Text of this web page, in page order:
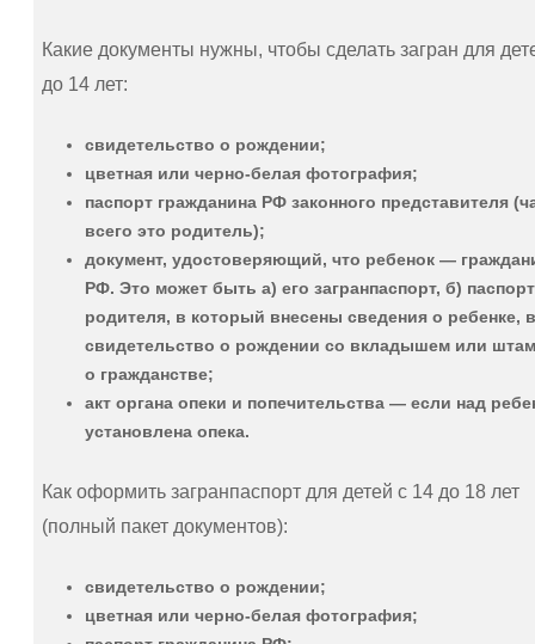
Какие документы нужны, чтобы сделать загран для
до 14 лет:
свидетельство о рождении;
цветная или черно-белая фотография;
паспорт гражданина РФ законного представителя
всего это родитель);
документ, удостоверяющий, что ребенок —
РФ. Это может быть а) его загранпаспорт, б)
родителя, в который внесены сведения о ребенке,
свидетельство о рождении со вкладышем или
о гражданстве;
акт органа опеки и попечительства — если над
установлена опека.
Как оформить загранпаспорт для детей с 14 до 18 лет
(полный пакет документов):
свидетельство о рождении;
цветная или черно-белая фотография;